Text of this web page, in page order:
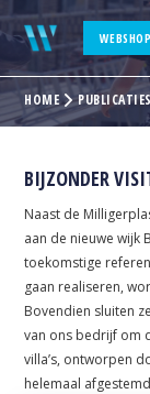
HOME
BIJZONDER
Naast de
aan de nieuwe wijk
toekomstige
gaan realiseren,
Bovendien sluiten
van ons bedrijf om
villa’s, ontworpen
helemaal